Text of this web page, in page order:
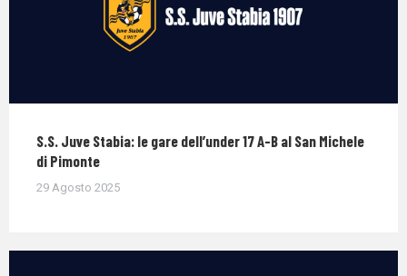
S.S. Juve Stabia: le gare dell’under 17 A-B al San Michele
di Pimonte
29 Agosto 2025